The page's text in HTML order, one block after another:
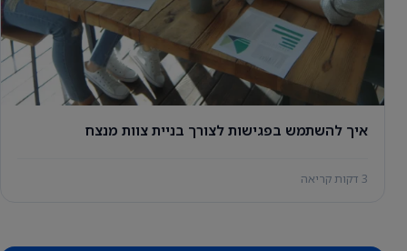
איך להשתמש בפגישות לצורך בניית צוות מנצח
3 דקות קריאה